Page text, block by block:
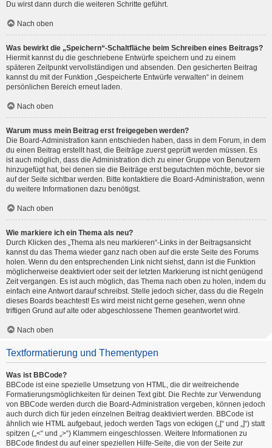
Du wirst dann durch die weiteren Schritte geführt.
Nach oben
Was bewirkt die „Speichern“-Schaltfläche beim Schreiben eines Beitrags?
Hiermit kannst du die geschriebene Entwürfe speichern und zu einem
späteren Zeitpunkt vervollständigen und absenden. Den gesicherten Beitrag
kannst du mit der Funktion „Gespeicherte Entwürfe verwalten“ in deinem
persönlichen Bereich erneut laden.
Nach oben
Warum muss mein Beitrag erst freigegeben werden?
Die Board-Administration kann entschieden haben, dass in dem Forum, in dem
du einen Beitrag erstellt hast, die Beiträge zuerst geprüft werden müssen. Es
ist auch möglich, dass die Administration dich zu einer Gruppe von Benutzern
hinzugefügt hat, bei denen sie die Beiträge erst begutachten möchte, bevor sie
auf der Seite sichtbar werden. Bitte kontaktiere die Board-Administration, wenn
du weitere Informationen dazu benötigst.
Nach oben
Wie markiere ich ein Thema als neu?
Durch Klicken des „Thema als neu markieren“-Links in der Beitragsansicht
kannst du das Thema wieder ganz nach oben auf die erste Seite des Forums
holen. Wenn du den entsprechenden Link nicht siehst, dann ist die Funktion
möglicherweise deaktiviert oder seit der letzten Markierung ist nicht genügend
Zeit vergangen. Es ist auch möglich, das Thema nach oben zu holen, indem du
einfach eine Antwort darauf schreibst. Stelle jedoch sicher, dass du die Regeln
dieses Boards beachtest! Es wird meist nicht gerne gesehen, wenn ohne
triftigen Grund auf alte oder abgeschlossene Themen geantwortet wird.
Nach oben
Textformatierung und Thementypen
Was ist BBCode?
BBCode ist eine spezielle Umsetzung von HTML, die dir weitreichende
Formatierungsmöglichkeiten für deinen Text gibt. Die Rechte zur Verwendung
von BBCode werden durch die Board-Administration vergeben, können jedoch
auch durch dich für jeden einzelnen Beitrag deaktiviert werden. BBCode ist
ähnlich wie HTML aufgebaut, jedoch werden Tags von eckigen („[“ und „]“) statt
spitzen („<“ und „>“) Klammern eingeschlossen. Weitere Informationen zu
BBCode findest du auf einer speziellen Hilfe-Seite, die von der Seite zur